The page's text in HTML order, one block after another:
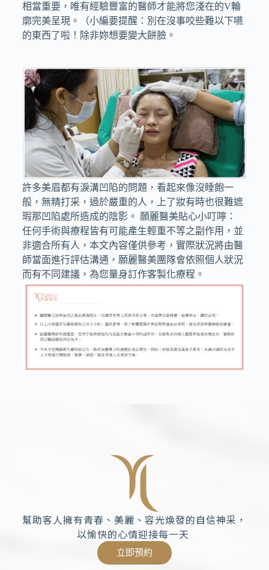
相當重要，唯有經驗豐富的醫師才能將您淺在的V輪
廓完美呈現。（小編要提醒：別在沒事咬些難以下嚥
的東西了啦！除非妳想要變大餅臉。
許多美眉都有淚溝凹陷的問題，看起來像沒睡飽一
般，無精打采，過於嚴重的人，上了妝有時也很難遮
瑕那凹陷處所造成的陰影。 願麗醫美貼心小叮嚀：
任何手術與療程皆有可能產生輕重不等之副作用，並
非適合所有人，本文內容僅供參考，實際狀況將由醫
師當面進行評估溝通，願麗醫美團隊會依照個人狀況
而有不同建議，為您量身訂作客製化療程。
幫助客人擁有青春、美麗、容光煥發的自信神采，
以愉快的心情迎接每一天
立即預約